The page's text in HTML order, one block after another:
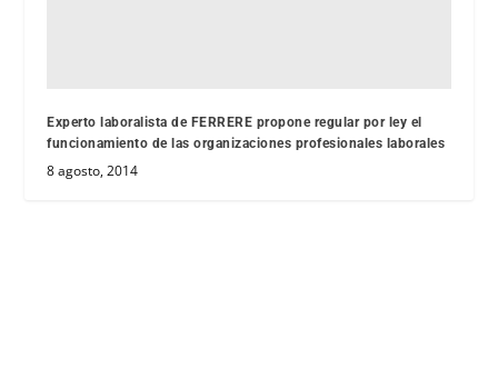
Experto laboralista de FERRERE propone regular por ley el
funcionamiento de las organizaciones profesionales laborales
8 agosto, 2014